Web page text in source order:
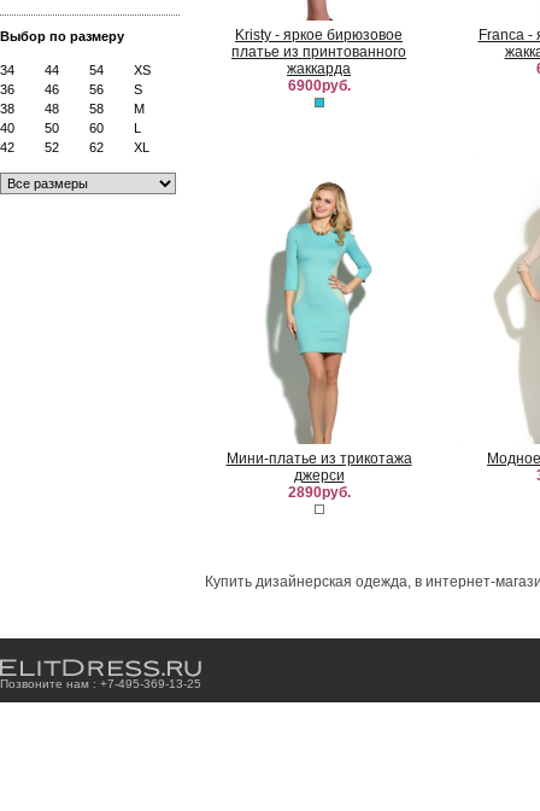
Выбор по размеру
34 44 54
XS
36
46 56
S
38
48 58
M
40
50 60
L
42
52 62 XL
Kristy - яркое бирюзовое
платье из принтованного
жаккарда
6900руб.
Franca -
Мини-платье из трикотажа
джерси
2890руб.
Купить дизайнерская одежда, в интернет-
Позвоните нам : +7-495-369-13-25